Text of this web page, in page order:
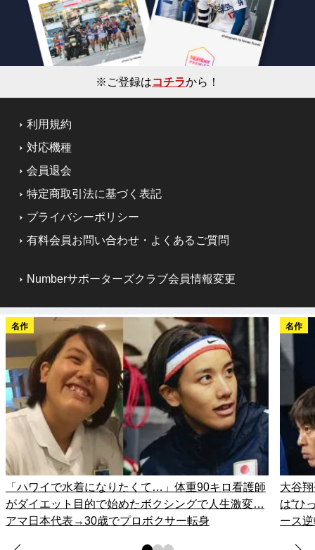
※ご登録はコチラから！
利用規約
対応機種
会員退会
特定商取引法に基づく表記
プライバシーポリシー
有料会員お問い合わせ・よくあるご質問
Numberサポーターズクラブ会員情報変更
名作
「ハワイで水着になりたくて…」体重90キロ看護師
がダイエット目的で始めたボクシングで人生激変…
アマ日本代表→30歳でプロボクサー転身
名作
大谷
は“ひ
ース